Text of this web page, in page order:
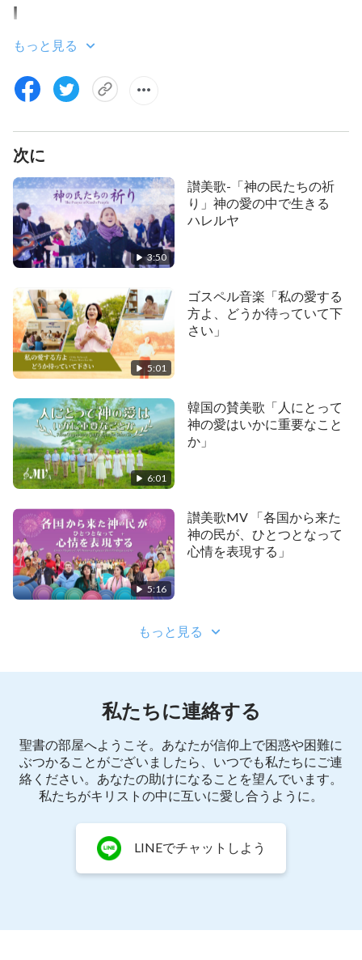
Ⅰ
おお、神よ！あなたに言いたいことが心に溢れてい
ます
あなたの声を聞いた
あなたの御言葉は真理であり、心を潤す泉のようで
す
あなたの言葉を思い巡らすと
御言葉を実践することで、深く真理を理解する
御言葉に、あなたの義と聖さ、そして真の愛を見出
す
私はますますあなたの愛らしさを感じ
あなたはほんとうに人間の愛に値する
信仰において、私は平安と喜びを味わい
あなたとより親しくなった
Ⅱ
ああ、神よ！鋭い剣のようなあなたの言葉は、私の
しょっちゅう嘘をついてあなたを欺く
あまりにも堕落し、あなたと取引し
贅沢な欲望でいっぱいだ
裁きがなければ
っただろう
もっと見る
次に
3:50
讃美歌-「神の民たちの祈
り」神の愛の中で生きる
ハレルヤ
5:01
ゴスペル音楽「私の愛する
方よ、どうか待っていて下
さい」
6:01
韓国の賛美歌「人にとって
神の愛はいかに重要なこと
か」
5:16
讃美歌MV 「各国から来た
神の民が、ひとつとなって
心情を表現する」
もっと見る
私たちに連絡する
聖書の部屋へようこそ。あなたが信仰上で困惑や困難に
ぶつかることがございましたら、いつでも私たちにご連
絡ください。あなたの助けになることを望んでいます。
私たちがキリストの中に互いに愛し合うように。
LINEでチャットしよう